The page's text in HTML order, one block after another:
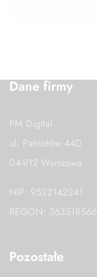
Dane firmy
PM Digital
ul. Patriotów 44D
04-912 Warszawa
NIP: 9522142241
REGON: 363518566
Pozostałe